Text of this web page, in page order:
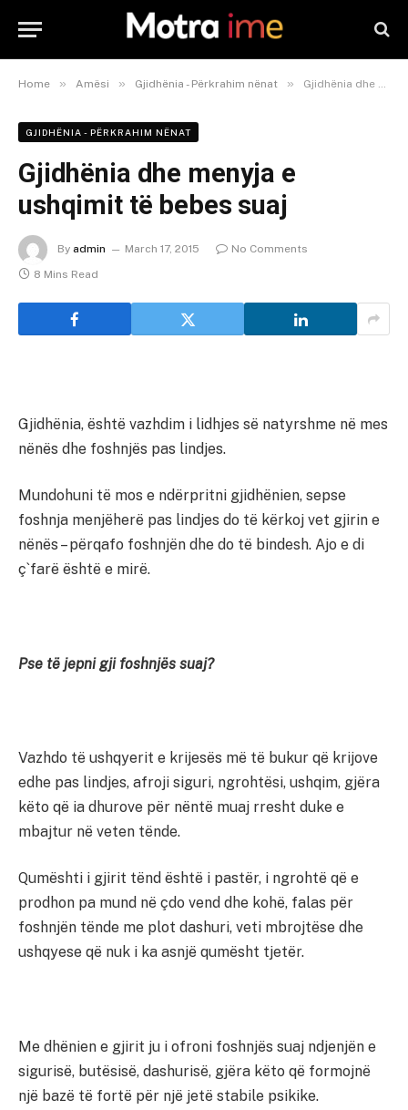
Home » Amësi » Gjidhënia - Përkrahim nënat » Gjidhënia dhe menyja e ushqimit të bebes suaj
GJIDHËNIA - PËRKRAHIM NËNAT
Gjidhënia dhe menyja e
ushqimit të bebes suaj
By admin March 17, 2015
No Comments
8 Mins Read
Gjidhënia, është vazhdim i lidhjes së natyrshme në mes
nënës dhe foshnjës pas lindjes.
Mundohuni të mos e ndërpritni gjidhënien, sepse
foshnja menjëherë pas lindjes do të kërkoj vet gjirin e
nënës – përqafo foshnjën dhe do të bindesh. Ajo e di
ç`farë është e mirë.
Pse të jepni gji foshnjës suaj?
Vazhdo të ushqyerit e krijesës më të bukur që krijove
edhe pas lindjes, afroji siguri, ngrohtësi, ushqim, gjëra
këto që ia dhurove për nëntë muaj rresht duke e
mbajtur në veten tënde.
Qumështi i gjirit tënd është i pastër, i ngrohtë që e
prodhon pa mund në çdo vend dhe kohë, falas për
foshnjën tënde me plot dashuri, veti mbrojtëse dhe
ushqyese që nuk i ka asnjë qumësht tjetër.
Me dhënien e gjirit ju i ofroni foshnjës suaj ndjenjën e
sigurisë, butësisë, dashurisë, gjëra këto që formojnë
një bazë të fortë për një jetë stabile psikike.